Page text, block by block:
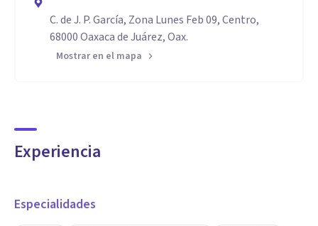
C. de J. P. García, Zona Lunes Feb 09, Centro,
68000 Oaxaca de Juárez, Oax.
Mostrar en el mapa
Experiencia
Especialidades